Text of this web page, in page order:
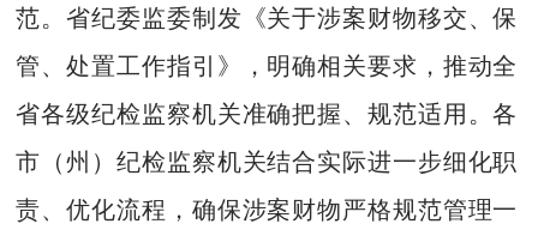
范。省纪委监委制发《关于涉案财物移交、保
管、处置工作指引》，明确相关要求，推动全
省各级纪检监察机关准确把握、规范适用。各
市（州）纪检监察机关结合实际进一步细化职
责、优化流程，确保涉案财物严格规范管理一